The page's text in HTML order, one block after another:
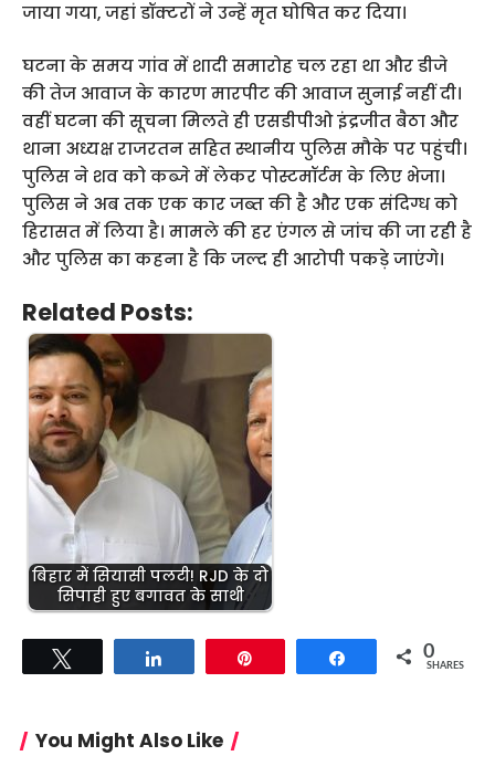
जाया गया, जहां डॉक्टरों ने उन्हें मृत घोषित कर दिया।
घटना के समय गांव में शादी समारोह चल रहा था और डीजे
की तेज आवाज के कारण मारपीट की आवाज सुनाई नहीं दी।
वहीं घटना की सूचना मिलते ही एसडीपीओ इंद्रजीत बैठा और
थाना अध्यक्ष राजरतन सहित स्थानीय पुलिस मौके पर पहुंची।
पुलिस ने शव को कब्जे में लेकर पोस्टमॉर्टम के लिए भेजा।
पुलिस ने अब तक एक कार जब्त की है और एक संदिग्ध को
हिरासत में लिया है। मामले की हर एंगल से जांच की जा रही है
और पुलिस का कहना है कि जल्द ही आरोपी पकड़े जाएंगे।
Related Posts:
बिहार में सियासी पलटी! RJD के दो
सिपाही हुए बगावत के साथी
Share 0
SHARES
You Might Also Like